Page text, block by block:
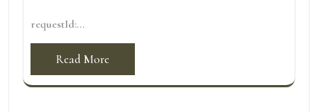
requestId:...
Read More